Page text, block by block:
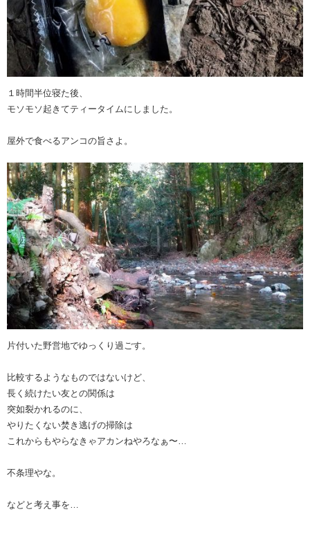
１時間半位寝た後、
モソモソ起きてティータイムにしました。
屋外で食べるアンコの旨さよ。
片付いた野営地でゆっくり過ごす。
比較するようなものではないけど、
長く続けたい友との関係は
突如裂かれるのに、
やりたくない焚き逃げの掃除は
これからもやらなきゃアカンねやろなぁ〜…
不条理やな。
などと考え事を…